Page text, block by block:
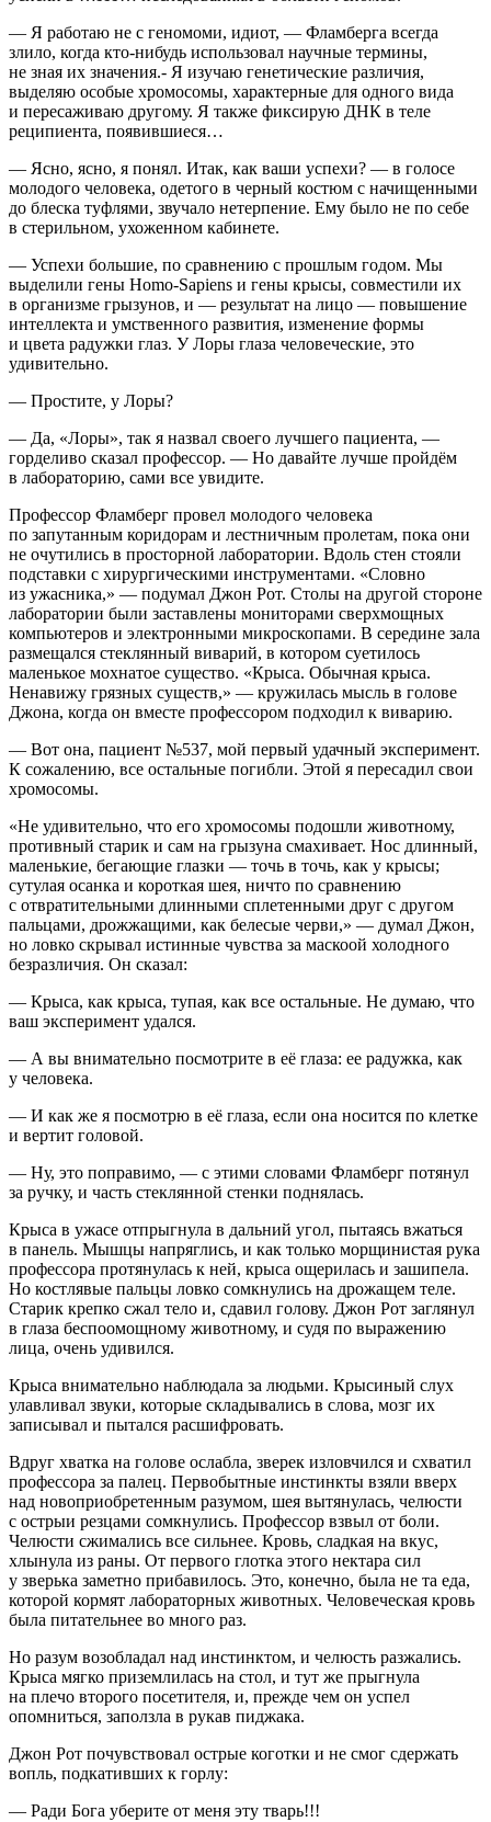
— Я работаю не с геномоми, идиот, — Фламберга всегда
злило, когда кто-нибудь использовал научные термины,
не зная их значения.- Я изучаю генетические различия,
выделяю особые хромосомы, характерные для одного вида
и пересаживаю другому. Я также фиксирую ДНК в теле
реципиента, появившиеся…
— Ясно, ясно, я понял. Итак, как ваши успехи? — в голосе
молодого человека, одетого в черный костюм с начищенными
до блеска туфлями, звучало нетерпение. Ему было не по себе
в стерильном, ухоженном кабинете.
— Успехи большие, по сравнению с прошлым годом. Мы
выделили гены Homo-Sapiens и гены крысы, совместили их
в организме грызунов, и — результат на лицо — повышение
интеллекта и умственного развития, изменение формы
и цвета радужки глаз. У Лоры глаза человеческие, это
удивительно.
— Простите, у Лоры?
— Да, «Лоры», так я назвал своего лучшего пациента, —
горделиво сказал профессор. — Но давайте лучше пройдём
в лабораторию, сами все увидите.
Профессор Фламберг провел молодого человека
по запутанным коридорам и лестничным пролетам, пока они
не очутились в просторной лаборатории. Вдоль стен стояли
подставки с хирургическими инструментами. «Словно
из ужасника,» — подумал Джон Рот. Столы на другой стороне
лаборатории были заставлены мониторами сверхмощных
компьютеров и электронными микроскопами. В середине зала
размещался стеклянный виварий, в котором суетилось
маленькое мохнатое существо. «Крыса. Обычная крыса.
Ненавижу грязных существ,» — кружилась мысль в голове
Джона, когда он вместе профессором подходил к виварию.
— Вот она, пациент №537, мой первый удачный эксперимент.
К сожалению, все остальные погибли. Этой я пересадил свои
хромосомы.
«Не удивительно, что его хромосомы подошли животному,
противный старик и сам на грызуна смахивает. Нос длинный,
маленькие, бегающие глазки — точь в точь, как у крысы;
сутулая осанка и короткая шея, ничто по сравнению
с отвратительными длинными сплетенными друг с другом
пальцами, дрожжащими, как белесые черви,» — думал Джон,
но ловко скрывал истинные чувства за маскоой холодного
безразличия. Он сказал:
— Крыса, как крыса, тупая, как все остальные. Не думаю, что
ваш эксперимент удался.
— А вы внимательно посмотрите в её глаза: ее радужка, как
у человека.
— И как же я посмотрю в её глаза, если она носится по клетке
и вертит головой.
— Ну, это поправимо, — с этими словами Фламберг потянул
за ручку, и часть стеклянной стенки поднялась.
Крыса в ужасе отпрыгнула в дальний угол, пытаясь вжаться
в панель. Мышцы напряглись, и как только морщинистая рука
профессора протянулась к ней, крыса ощерилась и зашипела.
Но костлявые пальцы ловко сомкнулись на дрожащем теле.
Старик крепко сжал тело и, сдавил голову. Джон Рот заглянул
в глаза беспоомощному животному, и судя по выражению
лица, очень удивился.
Крыса внимательно наблюдала за людьми. Крысиный слух
улавливал звуки, которые складывались в слова, мозг их
записывал и пытался расшифровать.
Вдруг хватка на голове ослабла, зверек изловчился и схватил
профессора за палец. Первобытные инстинкты взяли вверх
над новоприобретенным разумом, шея вытянулась, челюсти
с острыи резцами сомкнулись. Профессор взвыл от боли.
Челюсти сжимались все сильнее. Кровь, сладкая на вкус,
хлынула из раны. От первого глотка этого нектара сил
у зверька заметно прибавилось. Это, конечно, была не та еда,
которой кормят лабораторных животных. Человеческая кровь
была питательнее во много раз.
Но разум возобладал над инстинктом, и челюсть разжались.
Крыса мягко приземлилась на стол, и тут же прыгнула
на плечо второго посетителя, и, прежде чем он успел
опомниться, заползла в рукав пиджака.
Джон Рот почувствовал острые коготки и не смог сдержать
вопль, подкативших к горлу:
— Ради Бога уберите от меня эту тварь!!!